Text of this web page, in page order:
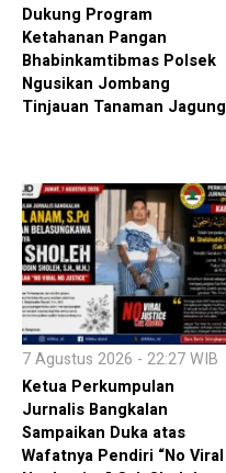
Dukung Program
Ketahanan Pangan
Bhabinkamtibmas Polsek
Ngusikan Jombang
Tinjauan Tanaman Jagung
7 Agustus 2026 - 22:27 WIB
Ketua Perkumpulan
Jurnalis Bangkalan
Sampaikan Duka atas
Wafatnya Pendiri “No Viral